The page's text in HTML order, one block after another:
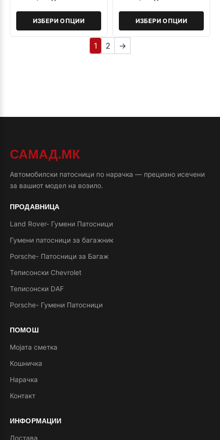
ИЗБЕРИ ОПЦИИ ИЗБЕРИ ОПЦИИ
1 2 →
САМАД.МК
Автомобилски патосници по нарачка — прецизно исечени
за вашиот модел на возило.
ПРОДАВНИЦА
Land Rover- Гумени Патосници
Гумени патосници за багажник
Porsche- Патосници за Багаж
Теписонски Chevrolet
Теписонски DAF
Porsche- Гумени Патосници
ПОМОШ
Мојата сметка
Кошничка
Нарачка
Контакт
ИНФОРМАЦИИ
Достава